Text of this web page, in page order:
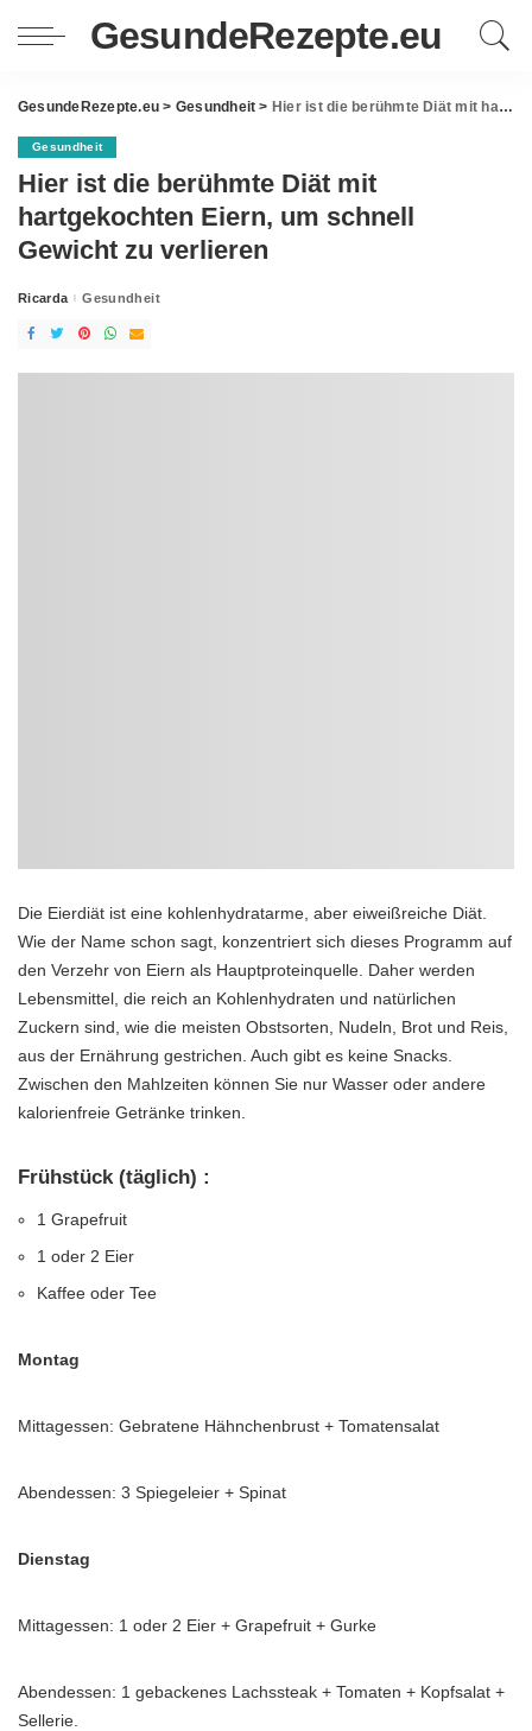
GesundeRezepte.eu
GesundeRezepte.eu > Gesundheit > Hier ist die berühmte Diät mit hartgekochten Eiern, um schnell Gewicht zu verlieren
Gesundheit
Hier ist die berühmte Diät mit
hartgekochten Eiern, um schnell
Gewicht zu verlieren
Posted
Ricarda Gesundheit
Die Eierdiät ist eine kohlenhydratarme, aber eiweißreiche Diät.
Wie der Name schon sagt, konzentriert sich dieses Programm auf
den Verzehr von Eiern als Hauptproteinquelle. Daher werden
Lebensmittel, die reich an Kohlenhydraten und natürlichen
Zuckern sind, wie die meisten Obstsorten, Nudeln, Brot und Reis,
aus der Ernährung gestrichen. Auch gibt es keine Snacks.
Zwischen den Mahlzeiten können Sie nur Wasser oder andere
kalorienfreie Getränke trinken.
Frühstück (täglich) :
1 Grapefruit
1 oder 2 Eier
Kaffee oder Tee
Montag
Mittagessen: Gebratene Hähnchenbrust + Tomatensalat
Abendessen: 3 Spiegeleier + Spinat
Dienstag
Mittagessen: 1 oder 2 Eier + Grapefruit + Gurke
Abendessen: 1 gebackenes Lachssteak + Tomaten + Kopfsalat +
Sellerie.